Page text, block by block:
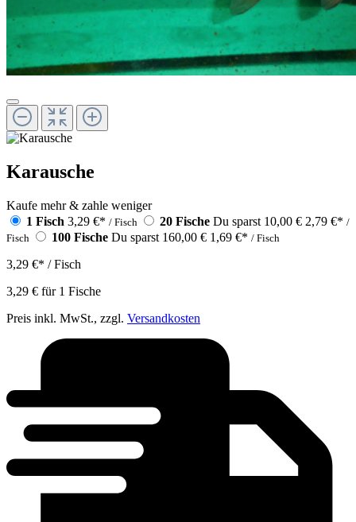
Karausche
Kaufe mehr & zahle weniger
1 Fisch 3,29 €* / Fisch 20 Fische Du sparst 10,00 € 2,79 €* /
Fisch
100 Fische Du sparst 160,00 € 1,69 €* / Fisch
3,29 €* / Fisch
3,29 € für 1 Fische
Preis inkl. MwSt., zzgl. Versandkosten